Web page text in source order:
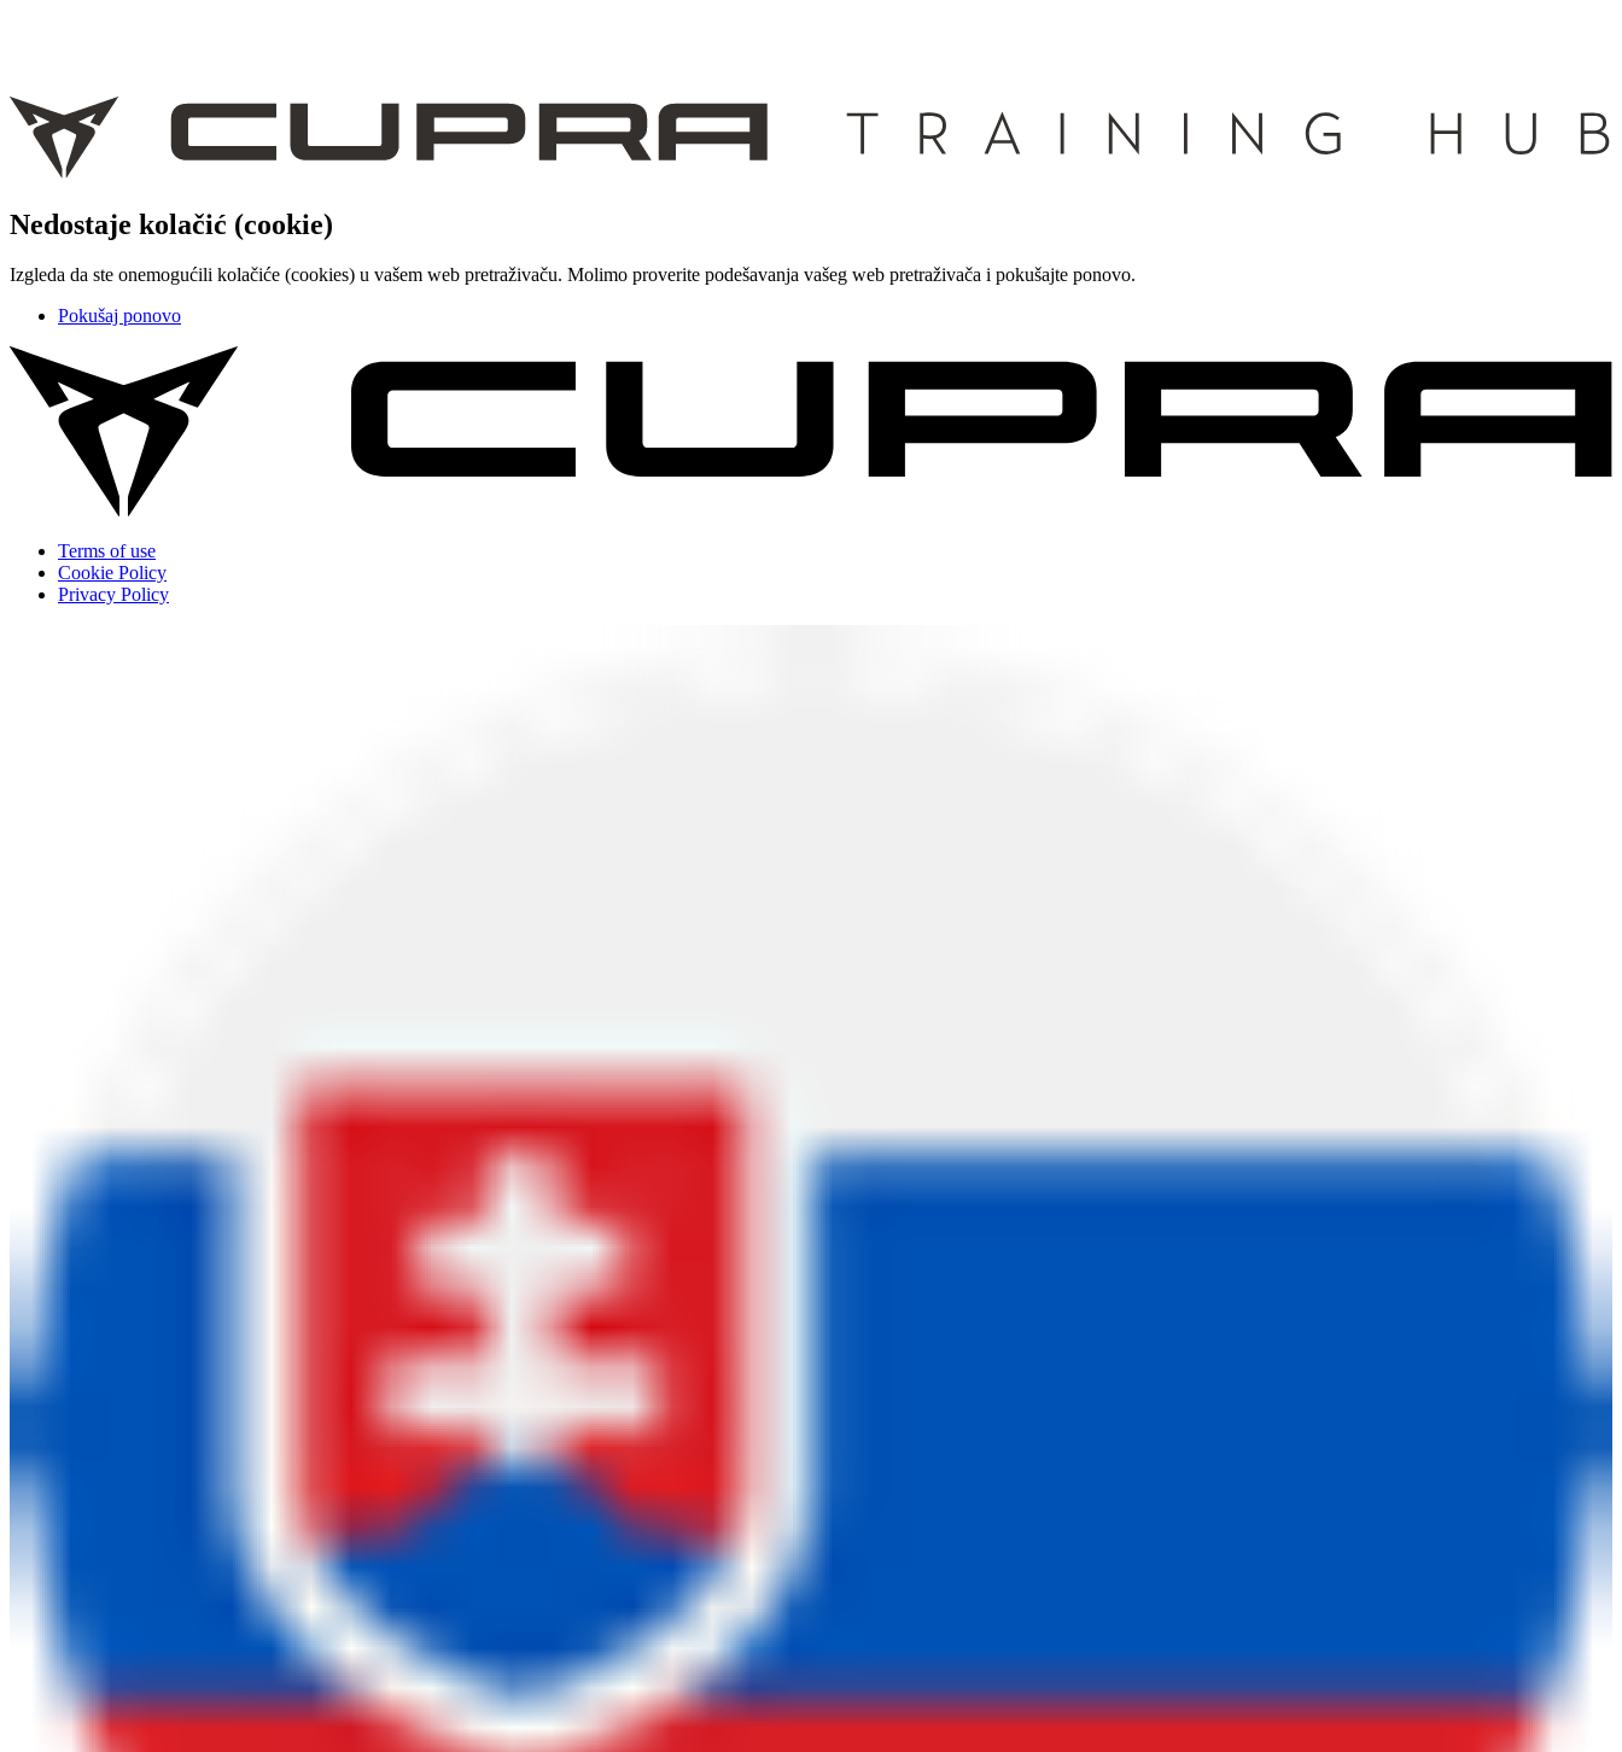
Nedostaje kolačić (cookie)
Izgleda da ste onemogućili kolačiće (cookies) u vašem web pretraživaču. Molimo proverite podešavanja vašeg web pretraživača i pokušajte ponovo.
Pokušaj ponovo
Terms of use
Cookie Policy
Privacy Policy